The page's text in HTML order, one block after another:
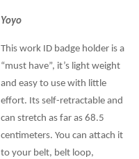
Yoyo
This work ID badge holder is a
“must have”, it’s light weight
and easy to use with little
effort. Its self-retractable and
can stretch as far as 68.5
centimeters. You can attach it
to your belt, belt loop,